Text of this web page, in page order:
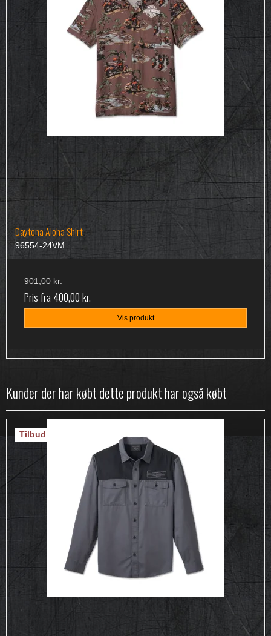
Daytona Aloha Shirt
96554-24VM
901,00 kr.
Pris fra 400,00 kr.
Vis produkt
Kunder der har købt dette produkt har også købt
Tilbud